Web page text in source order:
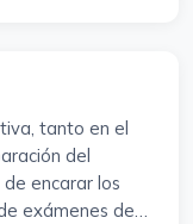
para
ofrecieron a
preguntas del
y Pablo.
tanto en el
del
encarar los
exámenes de